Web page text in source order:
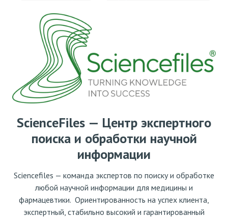
ScienceFiles — Центр экспертного
поиска и обработки научной
информации
Sciencefiles — команда экспертов по поиску и обработке
любой научной информации для медицины и
фармацевтики. Ориентированность на успех клиента,
экспертный, стабильно высокий и гарантированный